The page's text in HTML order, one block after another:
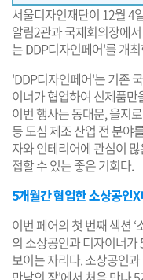
서울디자인재단이 12월 4
알림2관과 국제회의장에
는 DDP디자인페어'를 개
'DDP디자인페어'는 기존
이너가 협업하여 신제품
이번 행사는 동대문, 을지
등 도심 제조 산업 전 분야
자와 인테리어에 관심이
접할 수 있는 좋은 기회다.
5개월간 협업한 소상공인
이번 페어의 첫 번째 섹션
의 소상공인과 디자이너가
보이는 자리다. 소상공인